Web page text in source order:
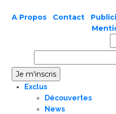
A Propos Contact
Exclus
Découvertes
News